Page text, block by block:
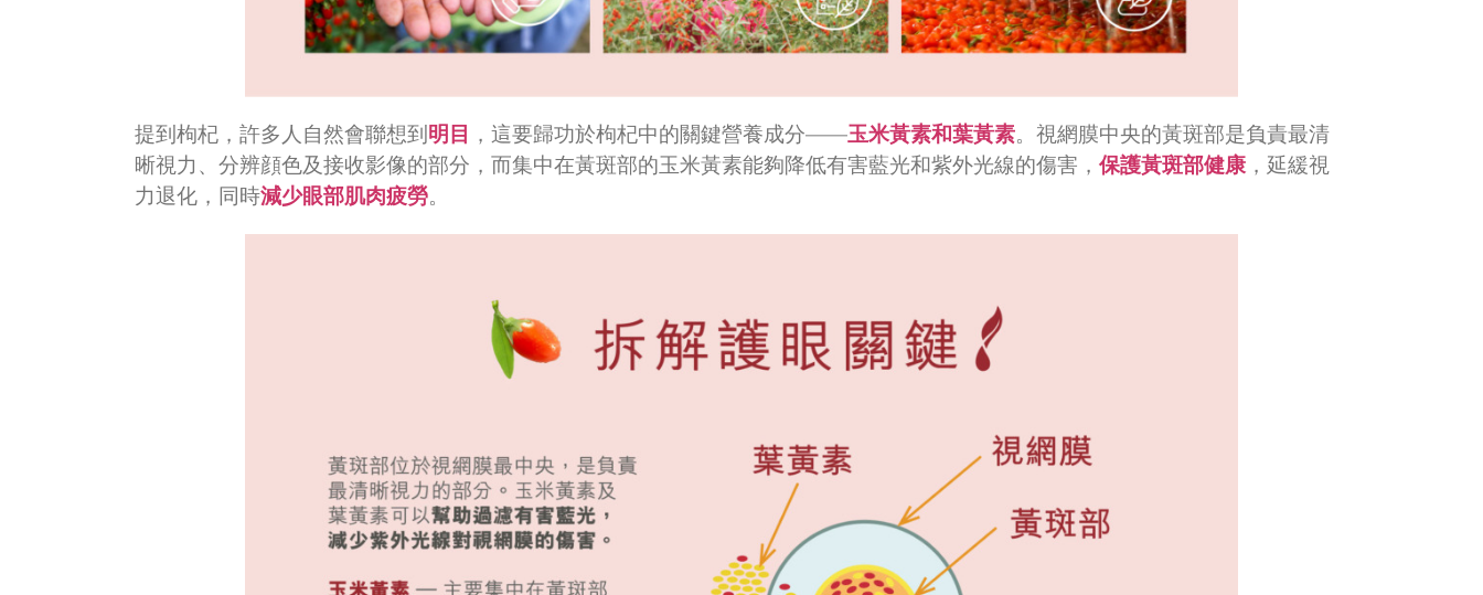
提到枸杞，許多人自然會聯想到 明目 ，這要歸功於枸杞中的關鍵營養成分——玉米黃素和葉黃素。視網膜中央的黃斑部是負責最清
晰視力、分辨顔色及接收影像的部分，而集中在黃斑部的玉米黃素能夠降低有害藍光和紫外光線的傷害， 保護黃斑部健康，延緩視
力退化，同時減少眼部肌肉疲勞。